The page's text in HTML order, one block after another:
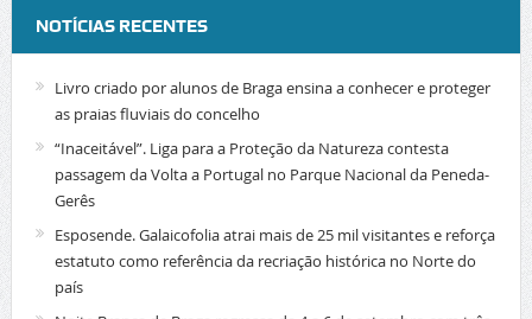
NOTÍCIAS RECENTES
Livro criado por alunos de Braga ensina a conhecer e proteger
as praias fluviais do concelho
“Inaceitável”. Liga para a Proteção da Natureza contesta
passagem da Volta a Portugal no Parque Nacional da Peneda-
Gerês
Esposende. Galaicofolia atrai mais de 25 mil visitantes e reforça
estatuto como referência da recriação histórica no Norte do
país